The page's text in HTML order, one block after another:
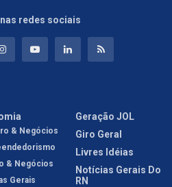
redes sociais
& Negócios
& Negócios
Gerais
Geração JOL
Giro Geral
Livres Idéias
Notícias Gerais Do
RN